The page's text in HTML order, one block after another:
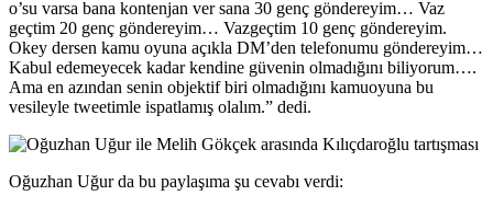
o’su varsa bana kontenjan ver sana 30 genç göndereyim… Vaz
geçtim 20 genç göndereyim… Vazgeçtim 10 genç göndereyim.
Okey dersen kamu oyuna açıkla DM’den telefonumu göndereyim…
Kabul edemeyecek kadar kendine güvenin olmadığını biliyorum….
Ama en azından senin objektif biri olmadığını kamuoyuna bu
vesileyle tweetimle ispatlamış olalım.” dedi.
Oğuzhan Uğur da bu paylaşıma şu cevabı verdi: